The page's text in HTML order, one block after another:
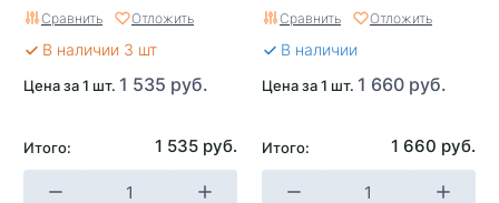
Сравнить Отложить
В наличии 3 шт
Цена за 1 шт. 1 535 руб.
Итого: 1 535 руб.
Сравнить Отложить
В наличии
Цена за 1 шт. 1 660 руб.
Итого: 1 660 руб.